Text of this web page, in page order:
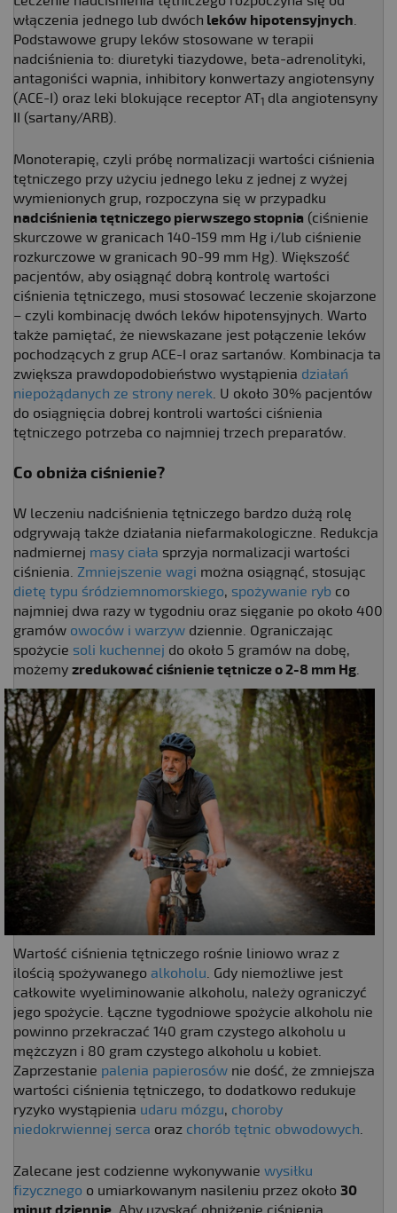
włączenia jednego lub dwóch leków hipotensyjnych.
Podstawowe grupy leków stosowane w terapii
nadciśnienia to: diuretyki tiazydowe, beta-adrenolityki,
antagoniści wapnia, inhibitory konwertazy angiotensyny
(ACE-I) oraz leki blokujące receptor AT­1 dla angiotensyny
II (sartany/ARB).
Monoterapię, czyli próbę normalizacji wartości ciśnienia
tętniczego przy użyciu jednego leku z jednej z wyżej
wymienionych grup, rozpoczyna się w przypadku
nadciśnienia tętniczego pierwszego stopnia (ciśnienie
skurczowe w granicach 140-159 mm Hg i/lub ciśnienie
rozkurczowe w granicach 90-99 mm Hg). Większość
pacjentów, aby osiągnąć dobrą kontrolę wartości
ciśnienia tętniczego, musi stosować leczenie skojarzone
– czyli kombinację dwóch leków hipotensyjnych. Warto
także pamiętać, że niewskazane jest połączenie leków
pochodzących z grup ACE-I oraz sartanów. Kombinacja ta
zwiększa prawdopodobieństwo wystąpienia działań
niepożądanych ze strony nerek. U około 30% pacjentów
do osiągnięcia dobrej kontroli wartości ciśnienia
tętniczego potrzeba co najmniej trzech preparatów.
Co obniża ciśnienie?
W leczeniu nadciśnienia tętniczego bardzo dużą rolę
odgrywają także działania niefarmakologiczne. Redukcja
nadmiernej masy ciała sprzyja normalizacji wartości
ciśnienia. Zmniejszenie wagi można osiągnąć, stosując
dietę typu śródziemnomorskiego, spożywanie ryb co
najmniej dwa razy w tygodniu oraz sięganie po około 400
gramów owoców i warzyw dziennie. Ograniczając
spożycie soli kuchennej do około 5 gramów na dobę,
możemy zredukowaćciśnienie tętnicze o 2-8 mm Hg.
Wartość ciśnienia tętniczego rośnie liniowo wraz z
ilością spożywanego alkoholu. Gdy niemożliwe jest
całkowite wyeliminowanie alkoholu, należy ograniczyć
jego spożycie. Łączne tygodniowe spożycie alkoholu nie
powinno przekraczać 140 gram czystego alkoholu u
mężczyzn i 80 gram czystego alkoholu u kobiet.
Zaprzestanie palenia papierosów nie dość, że zmniejsza
wartości ciśnienia tętniczego, to dodatkowo redukuje
ryzyko wystąpienia udaru mózgu, choroby
niedokrwiennej serca oraz chorób tętnic obwodowych.
Zalecane jest codzienne wykonywanie wysiłku
fizycznego o umiarkowanym nasileniu przez około 30